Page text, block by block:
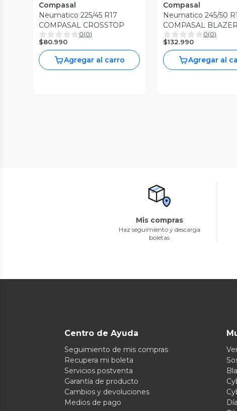
Compasal
Neumatico 225/45 R17
COMPASAL CROSSTOP
0(0)
$80.990
Agregar al carro
Compasal
Neumatico 245/50
COMPASAL BLAZER
0(0)
$132.990
Agregar al
Mis compras
Haz seguimiento y descarga
boletas
Centro de Ayuda
Seguimiento de mis compras
Recupera mi boleta
Servicios postventa
Garantía de producto
Cambios y devoluciones
Medios de pago